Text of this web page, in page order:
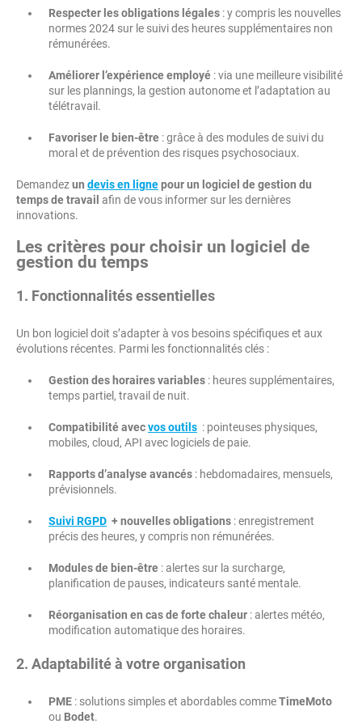
Respecter les obligations légales : y compris les nouvelles
normes 2024 sur le suivi des heures supplémentaires non
rémunérées.
Améliorer l’expérience employé : via une meilleure visibilité
sur les plannings, la gestion autonome et l’adaptation au
télétravail.
Favoriser le bien-être : grâce à des modules de suivi du
moral et de prévention des risques psychosociaux.
Demandezun devis en lignepour un logiciel de gestion du
temps de travail afin de vous informer sur les dernières
innovations.
Les critères pour choisir un logiciel de
gestion du temps
1. Fonctionnalités essentielles
Un bon logiciel doit s’adapter à vos besoins spécifiques et aux
évolutions récentes. Parmi les fonctionnalités clés :
Gestion des horaires variables : heures supplémentaires,
temps partiel, travail de nuit.
Compatibilité avecvos outils : pointeuses physiques,
mobiles, cloud, API avec logiciels de paie.
Rapports d’analyse avancés : hebdomadaires, mensuels,
prévisionnels.
Suivi RGPD + nouvelles obligations : enregistrement
précis des heures, y compris non rémunérées.
Modules de bien-être : alertes sur la surcharge,
planification de pauses, indicateurs santé mentale.
Réorganisation en cas de forte chaleur : alertes météo,
modification automatique des horaires.
2. Adaptabilité à votre organisation
PME : solutions simples et abordables commeTimeMoto
ou Bodet.